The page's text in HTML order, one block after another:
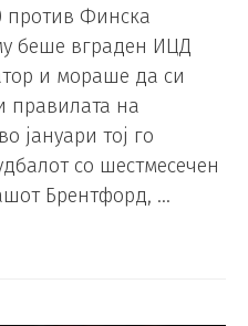
против Финска
беше вграден ИЦД
и мораше да си
правилата на
јануари тој го
со шестмесечен
Брентфорд, …